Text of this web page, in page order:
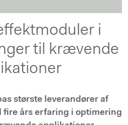
i
til krævende
største leverandører af
fire års erfaring i optimering